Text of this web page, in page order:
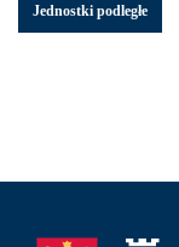
Jednostki podległe